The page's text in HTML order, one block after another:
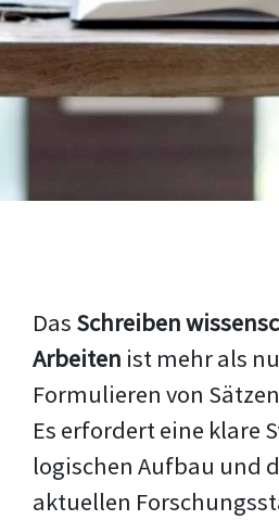
Das Schreiben
Arbeiten ist mehr als
Formulieren von
Es erfordert eine klare
logischen Aufbau und
aktuellen